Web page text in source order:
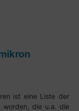
ist eine Liste der
worden, die u.a. die